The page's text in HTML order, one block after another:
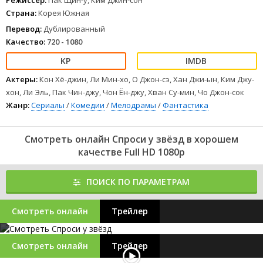
Страна:Корея Южная
Перевод: Дублированный
Качество: 720 - 1080
Актеры:Кон Хё-джин, Ли Мин-хо, О Джон-сэ, Хан Джи-ын, Ким Джу-
хон, Ли Эль, Пак Чин-джу, Чон Ён-джу, Хван Су-мин, Чо Джон-сок
Жанр:Сериалы /Комедии /Мелодрамы /Фантастика
Смотреть онлайн Спроси у звёзд в хорошем
качестве Full HD 1080p
ПОИСК ПО ПАРАМЕТРАМ
Смотреть онлайн Трейлер
Смотреть онлайн Трейлер